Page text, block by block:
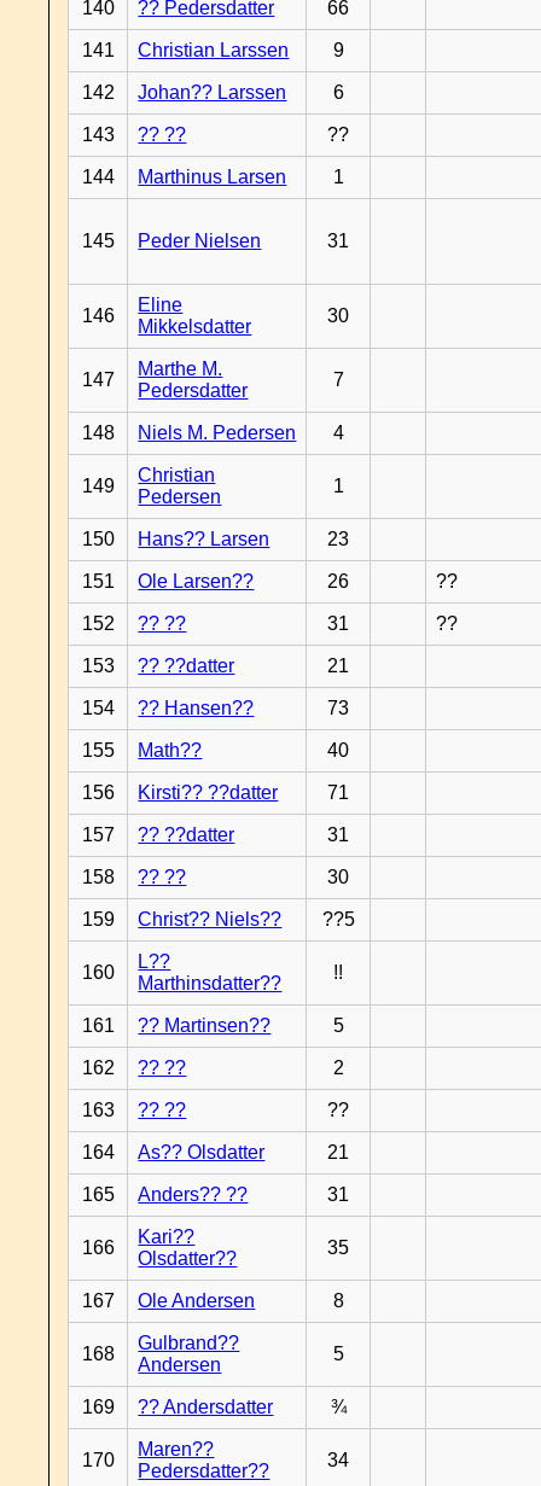
140 ?? Pedersdatter 66
141 Christian Larssen 9
142 Johan?? Larssen 6
143 ?? ?? ??
144 Marthinus Larsen 1
145 Peder Nielsen 31
146
Eline
Mikkelsdatter
30
147
Marthe M.
Pedersdatter
7
148 Niels M. Pedersen 4
149
Christian
Pedersen
1
150 Hans?? Larsen 23
151 Ole Larsen?? 26 ??
152 ?? ?? 31 ??
153 ?? ??datter 21
154 ?? Hansen?? 73
155 Math?? 40
156 Kirsti?? ??datter 71
157 ?? ??datter 31
158 ?? ?? 30
159 Christ?? Niels?? ??5
160
L??
Marthinsdatter??
!!
161 ?? Martinsen?? 5
162 ?? ?? 2
163 ?? ?? ??
164 As?? Olsdatter 21
165 Anders?? ?? 31
166
Kari??
Olsdatter??
35
167 Ole Andersen 8
168
Gulbrand??
Andersen
5
169 ?? Andersdatter ¾
170
Maren??
Pedersdatter??
34